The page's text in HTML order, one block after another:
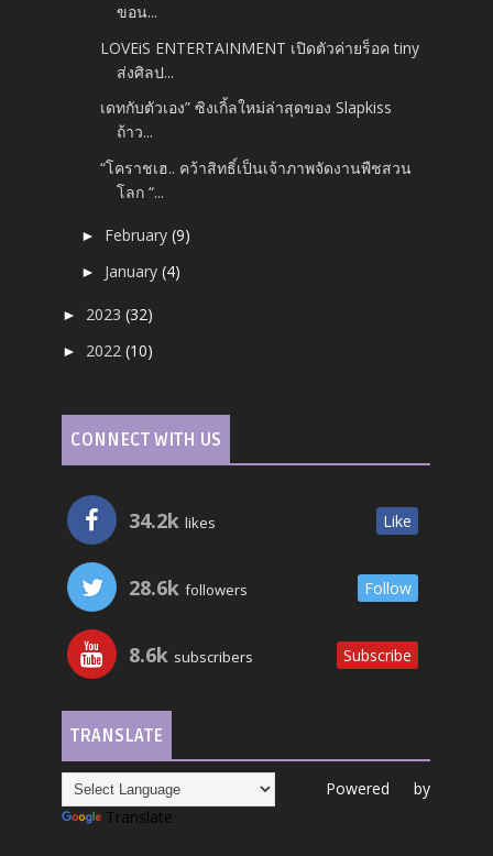
ขอน...
LOVEiS ENTERTAINMENT เปิดตัวค่ายร็อค tiny
ส่งศิลป...
เดทกับตัวเอง” ซิงเกิ้ลใหม่ล่าสุดของ Slapkiss
ถ้าว...
“โคราชเฮ.. คว้าสิทธิ์เป็นเจ้าภาพจัดงานพืชสวน
โลก “...
► February(9)
► January(4)
► 2023(32)
► 2022(10)
CONNECT WITH US
34.2k likes Like
28.6k followers Follow
8.6k subscribers Subscribe
TRANSLATE
Powered by
Translate